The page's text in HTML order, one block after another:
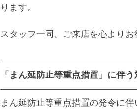
ります。
スタッフ一同、ご来店を心よりお
「まん延防止等重点措置」に伴
まん延防止等重点措置の発令に